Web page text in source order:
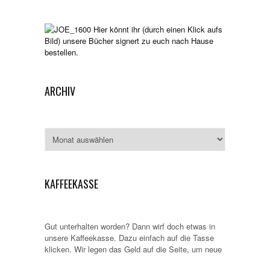
Hier könnt ihr (durch einen Klick aufs
Bild) unsere Bücher signert zu euch nach Hause
bestellen.
ARCHIV
KAFFEEKASSE
Gut unterhalten worden? Dann wirf doch etwas in
unsere Kaffeekasse. Dazu einfach auf die Tasse
klicken. Wir legen das Geld auf die Seite, um neue